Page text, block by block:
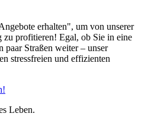
erhalten", um von unserer
zu profitieren! Egal, ob Sie in eine
paar Straßen weiter – unser
stressfreien und effizienten
Leben.